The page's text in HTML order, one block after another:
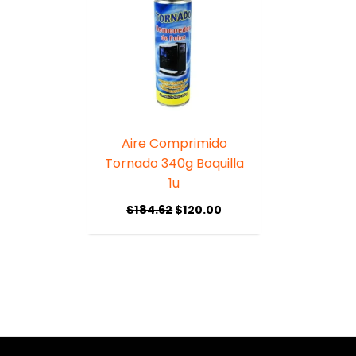
Aire Comprimido
Tornado 340g Boquilla
1u
$184.62$120.00